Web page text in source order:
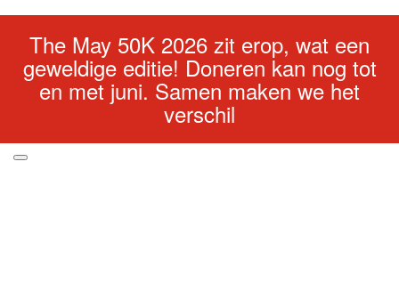
The May 50K 2026 zit erop, wat een
geweldige editie! Doneren kan nog tot
en met juni. Samen maken we het
verschil